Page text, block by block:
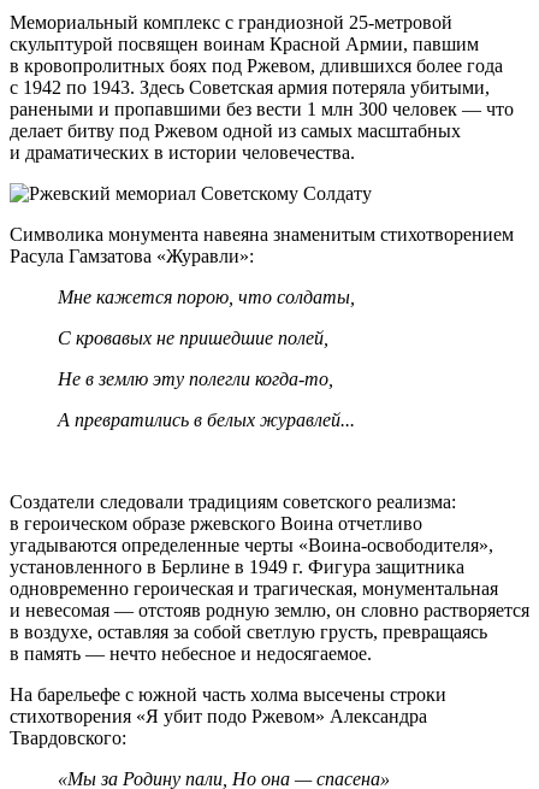
Мемориальный комплекс с грандиозной 25-метровой
скульптурой посвящен воинам Красной Армии, павшим
в кровопролитных боях под Ржевом, длившихся более года
с 1942 по 1943. Здесь Советская армия потеряла убитыми,
ранеными и пропавшими без вести 1 млн 300 человек — что
делает битву под Ржевом одной из самых масштабных
и драматических в истории человечества.
Символика монумента навеяна знаменитым стихотворением
Расула Гамзатова «Журавли»:
Мне кажется порою, что солдаты,
С кровавых не пришедшие полей,
Не в землю эту полегли когда-то
А превратились в белых журавлей...
Создатели следовали традициям советского реализма:
в героическом образе ржевского Воина отчетливо
угадываются определенные черты «Воина-освободителя»,
установленного в Берлине в 1949 г. Фигура защитника
одновременно героическая и трагическая, монументальная
и невесомая — отстояв родную землю, он словно растворяется
в воздухе, оставляя за собой светлую грусть, превращаясь
в память — нечто небесное и недосягаемое.
На барельефе с южной часть холма высечены строки
стихотворения «Я убит подо Ржевом» Александра
Твардовского:
«Мы за Родину пали, Но она — спасена»